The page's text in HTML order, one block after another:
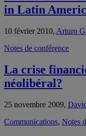
in Latin
10 février 2010, Arturo
Notes de conférence
La crise
néolibéral?
25 novembre 2009,
Communications, Notes